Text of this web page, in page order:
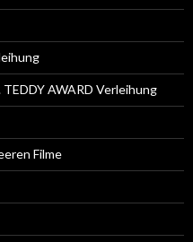
AWARD Verleihung
Filme